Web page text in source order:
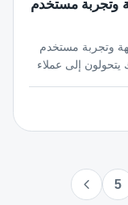
واجهة وتجربة مستخدم
إلى عملاء
5